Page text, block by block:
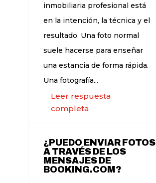
inmobiliaria profesional está
en la intención, la técnica y el
resultado. Una foto normal
suele hacerse para enseñar
una estancia de forma rápida.
Una fotografía...
Leer respuesta
completa
¿PUEDO ENVIAR FOTOS
A TRAVÉS DE LOS
MENSAJES DE
BOOKING.COM?